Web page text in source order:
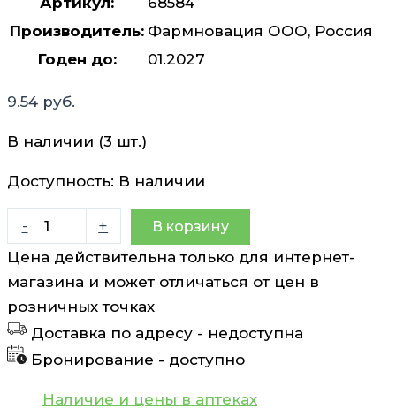
Производитель: Фармновация ООО, Россия
Годен до:
01.2027
9.54 руб.
В наличии (3 шт.)
Доступность: В наличии
-
Количество
товара
Протаргол
раствор
10
мл
+ В корзину
Цена действительна только для интернет-
магазина и может отличаться от цен в
розничных точках
Доставка по адресу - недоступна
Бронирование - доступно
Наличие и цены в аптеках